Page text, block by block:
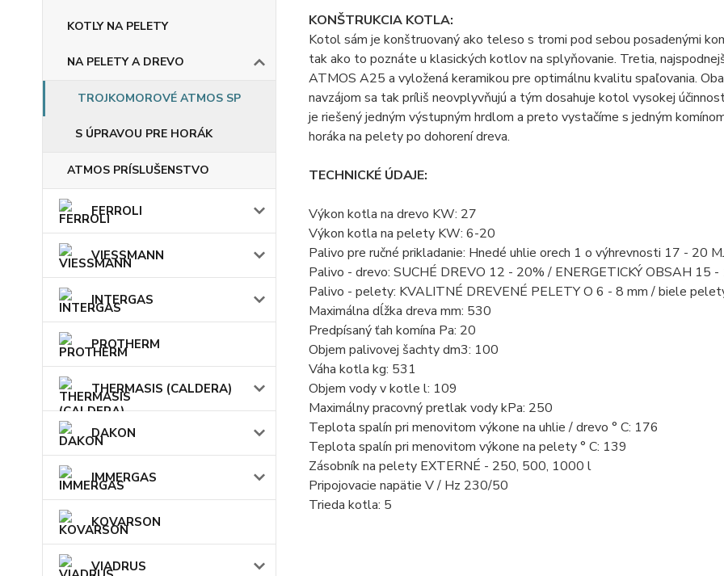
KOTLY NA PELETY
NA PELETY A DREVO
TROJKOMOROVÉ ATMOS SP
S ÚPRAVOU PRE HORÁK
ATMOS PRÍSLUŠENSTVO
FERROLI
VIESSMANN
INTERGAS
PROTHERM
THERMASIS (CALDERA)
DAKON
IMMERGAS
KOVARSON
VIADRUS
KONŠTRUKCIA KOTLA:
Kotol sám je konštruovaný ako teleso s tromi pod sebou posadenými
tak ako to poznáte u klasických kotlov na splyňovanie. Tretia,
ATMOS A25 a vyložená keramikou pre optimálnu kvalitu spaľovania.
navzájom sa tak príliš neovplyvňujú a tým dosahuje kotol vysokej
je riešený jedným výstupným hrdlom a preto vystačíme s jedným
horáka na pelety po dohorení dreva.
TECHNICKÉ ÚDAJE:
Výkon kotla na drevo KW: 27
Výkon kotla na pelety KW: 6-20
Palivo pre ručné prikladanie: Hnedé uhlie orech 1 o výhrevnosti 17 - 20
Palivo - drevo: SUCHÉ DREVO 12 - 20% / ENERGETICKÝ OBSAH 15
Palivo - pelety: KVALITNÉ DREVENÉ PELETY O 6 - 8 mm / biele
Maximálna dĺžka dreva mm: 530
Predpísaný ťah komína Pa: 20
Objem palivovej šachty dm3: 100
Váha kotla kg: 531
Objem vody v kotle l: 109
Maximálny pracovný pretlak vody kPa: 250
Teplota spalín pri menovitom výkone na uhlie / drevo ° C: 176
Teplota spalín pri menovitom výkone na pelety ° C: 139
Zásobník na pelety EXTERNÉ - 250, 500, 1000 l
Pripojovacie napätie V / Hz 230/50
Trieda kotla: 5